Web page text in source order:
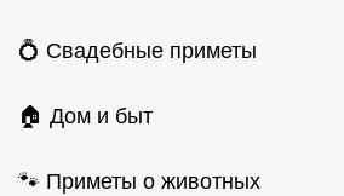
💍 Свадебные приметы
🏠 Дом и быт
🐾 Приметы о животных